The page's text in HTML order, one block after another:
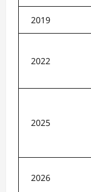
2019
2022
2025
2026